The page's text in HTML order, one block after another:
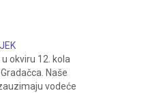
okviru 12. kola
Naše
vodeće